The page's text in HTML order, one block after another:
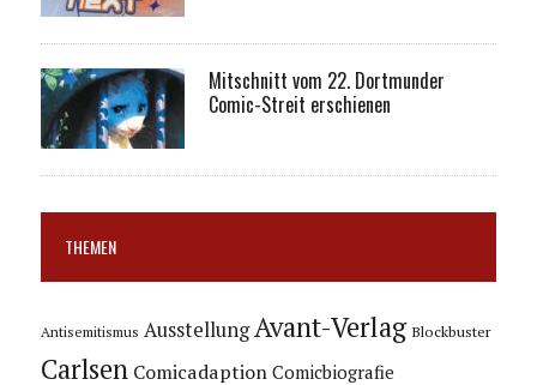
Mitschnitt vom 22. Dortmunder
Comic-Streit erschienen
THEMEN
Antisemitismus Ausstellung Avant-Verlag Blockbuster
Carlsen Comicadaption Comicbiografie